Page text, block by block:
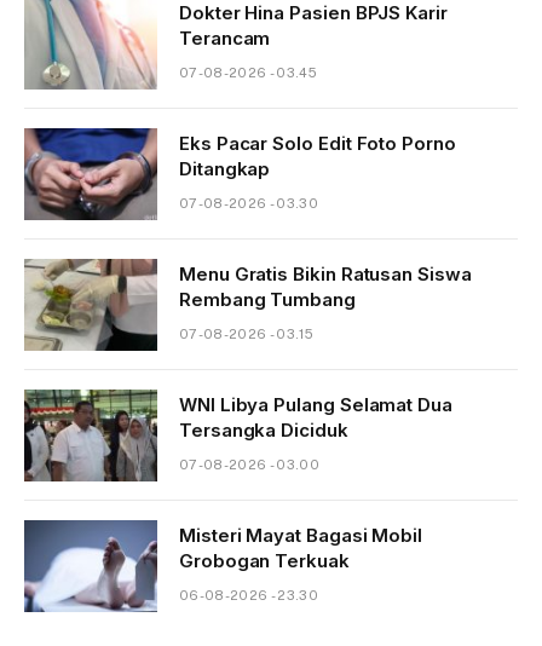
Dokter Hina Pasien BPJS Karir
Terancam
07-08-2026 - 03.45
Eks Pacar Solo Edit Foto Porno
Ditangkap
07-08-2026 - 03.30
Menu Gratis Bikin Ratusan Siswa
Rembang Tumbang
07-08-2026 - 03.15
WNI Libya Pulang Selamat Dua
Tersangka Diciduk
07-08-2026 - 03.00
Misteri Mayat Bagasi Mobil
Grobogan Terkuak
06-08-2026 - 23.30